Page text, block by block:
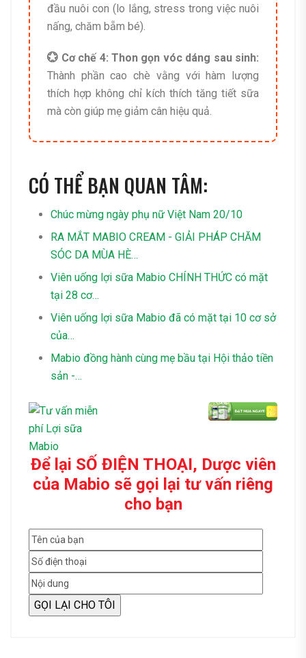
đầu nuôi con (lo lắng, stress trong việc nuôi
nấng, chăm bẵm bé).
💮 Cơ chế 4: Thon gọn vóc dáng sau sinh:
Thành phần cao chè vằng với hàm lượng
thích hợp không chỉ kích thích tăng tiết sữa
mà còn giúp mẹ giảm cân hiệu quả.
CÓ THỂ BẠN QUAN TÂM:
Chúc mừng ngày phụ nữ Việt Nam 20/10
RA MẮT MABIO CREAM - GIẢI PHÁP CHĂM
SÓC DA MÙA HÈ…
Viên uống lợi sữa Mabio CHÍNH THỨC có mặt
tại 28 cơ…
Viên uống lợi sữa Mabio đã có mặt tại 10 cơ sở
của…
Mabio đồng hành cùng mẹ bầu tại Hội thảo tiền
sản -…
Để lại SỐ ĐIỆN THOẠI, Dược viên
của Mabio sẽ gọi lại tư vấn riêng
cho bạn